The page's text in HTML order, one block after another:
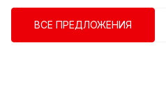
ВСЕ ПРЕДЛОЖЕНИЯ